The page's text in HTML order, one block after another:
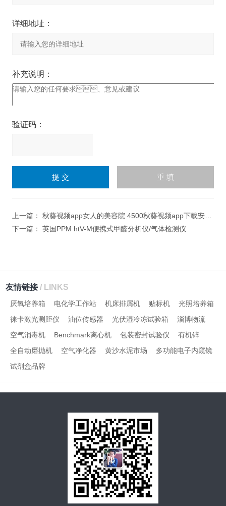
详细地址：
补充说明：
验证码：
上一篇： 秋葵视频app女人的美容院 4500秋葵视频app下载安装主机+探头
下一篇： 英国PPM htV-M便携式甲醛分析仪/气体检测仪
友情链接/ LINKS
厌氧培养箱 电化学工作站 机床排屑机 贴标机
光照培养箱
徕卡激光测距仪
油位传感器 光伏湿冷冻试验箱
淄博物流
空气消毒机
Benchmark离心机 包装密封试验仪
有机锌
全自动磨抛机
空气净化器 黄沙水泥市场
多功能电子内窥镜
试剂盒品牌